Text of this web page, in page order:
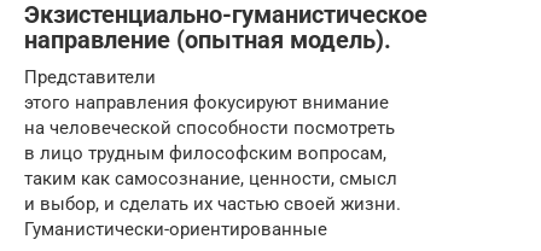
Экзистенциально-гуманистическое
направление (опытная модель).
Представители
этого направления фокусируют внимание
на человеческой способности посмотреть
в лицо трудным философским вопросам,
таким как самосознание, ценности, смысл
и выбор, и сделать их частью своей жизни.
Гуманистически-ориентированные